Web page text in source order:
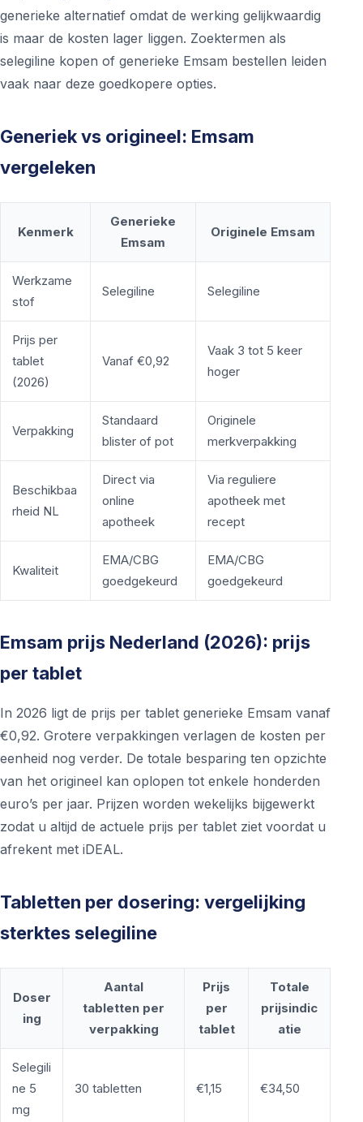
generieke alternatief omdat de werking gelijkwaardig
is maar de kosten lager liggen. Zoektermen als
selegiline kopen of generieke Emsam bestellen leiden
vaak naar deze goedkopere opties.
Generiek vs origineel: Emsam
vergeleken
Kenmerk
Generieke
Emsam
Originele Emsam
Werkzame
stof
Selegiline Selegiline
Prijs per
tablet
(2026)
Vanaf €0,92
Vaak 3 tot 5 keer
hoger
Verpakking
Standaard
blister of pot
Originele
merkverpakking
Beschikbaa
rheid NL
Direct via
online
apotheek
Via reguliere
apotheek met
recept
Kwaliteit
EMA/CBG
goedgekeurd
EMA/CBG
goedgekeurd
Emsam prijs Nederland (2026): prijs
per tablet
In 2026 ligt de prijs per tablet generieke Emsam vanaf
€0,92. Grotere verpakkingen verlagen de kosten per
eenheid nog verder. De totale besparing ten opzichte
van het origineel kan oplopen tot enkele honderden
euro’s per jaar. Prijzen worden wekelijks bijgewerkt
zodat u altijd de actuele prijs per tablet ziet voordat u
afrekent met iDEAL.
Tabletten per dosering: vergelijking
sterktes selegiline
Doser
ing
Aantal
tabletten per
verpakking
Prijs
per
tablet
Totale
prijsindic
atie
Selegili
ne 5
mg
30 tabletten €1,15 €34,50